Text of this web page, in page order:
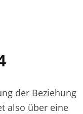
der Beziehung
also über eine